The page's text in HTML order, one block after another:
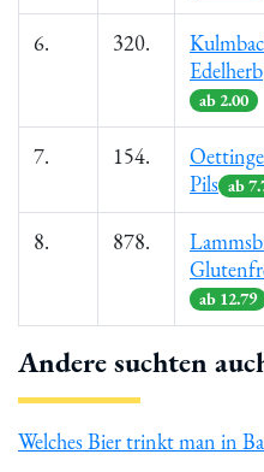
6. 320.
Edelherb
ab 2.00
7. 154.
Pils ab
8. 878.
ab 12.79
Andere suchten
Welches Bier trinkt man in